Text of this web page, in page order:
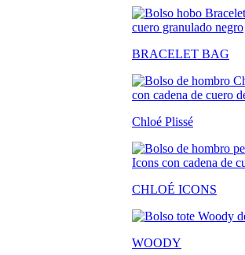
BRACELET BAG
Chloé Plissé
CHLOÉ ICONS
WOODY